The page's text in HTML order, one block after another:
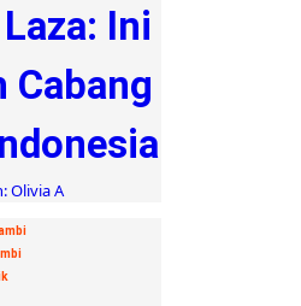
Ini
Cabang
Olivia A